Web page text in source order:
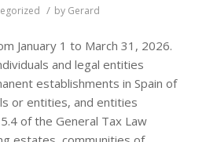
/ by Gerard
January 1 to March 31, 2026.
and legal entities
establishments in Spain of
or entities, and entities
of the General Tax Law